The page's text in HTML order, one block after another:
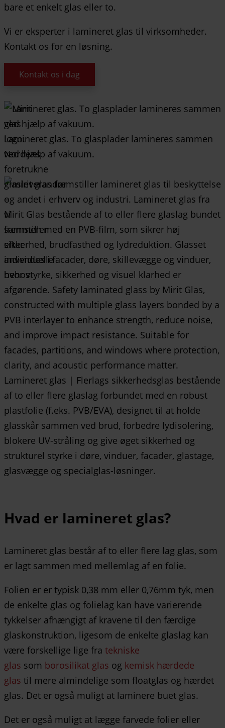
bare et enkelt glas eller to.
Vi er eksperter i lamineret glas til virksomheder.
Kontakt os for en løsning.
Kontakt os i dag
Lamineret glas. To glasplader lamineres sammen
ved hjælp af vakuum.
Hvad er lamineret glas?
Lamineret glas består af to eller flere lag glas, som
er lagt sammen med mellemlag af en folie.
Folien er er typisk 0,38 mm eller 0,76mm tyk, men
de enkelte glas og folielag kan have varierende
tykkelser afhængigt af kravene til den færdige
glaskonstruktion, ligesom de enkelte glaslag kan
være forskellige lige fra tekniske
glas som borosilikat glas og kemisk hærdede
glas til mere almindelige som floatglas og hærdet
glas. Det er også muligt at laminere buet glas.
Det er også muligt at lægge farvede folier eller